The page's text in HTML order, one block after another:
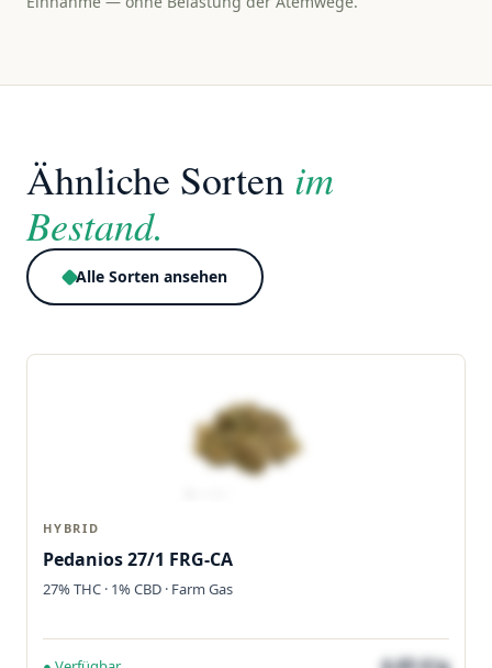
Ähnliche Sorten im
Bestand.
Alle Sorten ansehen
HYBRID
Pedanios 27/1 FRG-CA
27% THC · 1% CBD · Farm Gas